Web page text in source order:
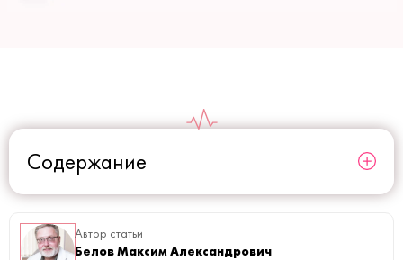
Содержание
Автор статьи
Белов Максим Александрович